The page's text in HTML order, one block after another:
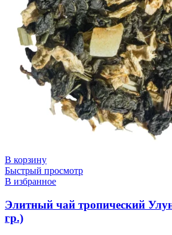
В корзину
Быстрый просмотр
В избранное
Элитный чай тропический
гр.)